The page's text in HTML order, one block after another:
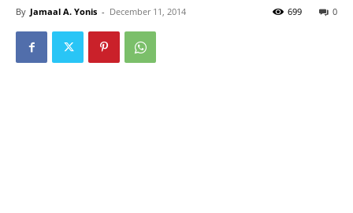
By Jamaal A. Yonis - December 11, 2014 0
699